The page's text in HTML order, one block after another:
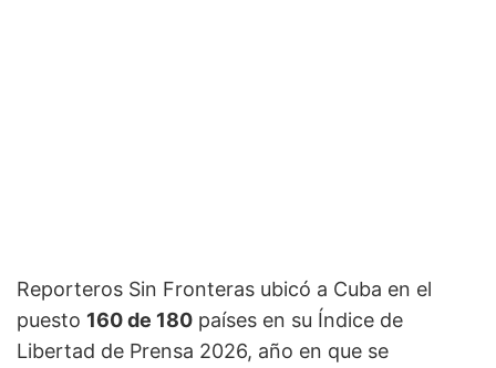
Reporteros Sin Fronteras ubicó a Cuba en el
puesto 160 de 180 países en su Índice de
Libertad de Prensa 2026, año en que se